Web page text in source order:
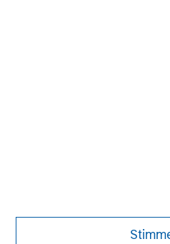
team believes are